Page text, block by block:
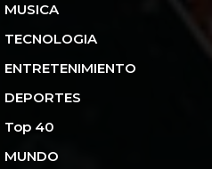
MUSICA
TECNOLOGIA
ENTRETENIMIENTO
DEPORTES
Top 40
MUNDO